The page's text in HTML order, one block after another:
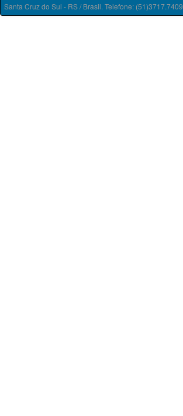
Santa Cruz do Sul - RS / Brasil. Telefone: (51)3717.7409